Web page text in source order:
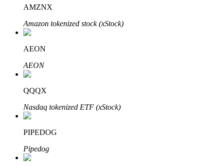
Lär dig mer om att tjäna passiv inkomst
Bitrue
AI
Bitrue Partners
AMZNX
Amazon tokenized stock (xStock)
AEON
AEON
QQQX
Nasdaq tokenized ETF (xStock)
PIPEDOG
Pipedog